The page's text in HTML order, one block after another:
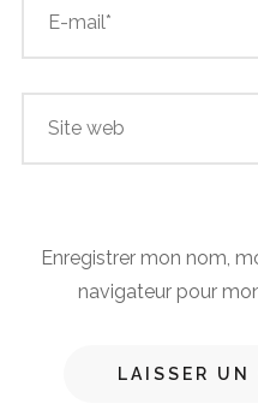
Enregistrer mon nom,
navigateur pour